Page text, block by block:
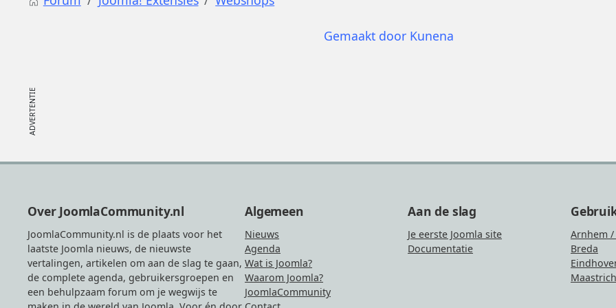
Gemaakt door Kunena
Over JoomlaCommunity.nl
JoomlaCommunity.nl is de plaats voor het
laatste Joomla nieuws, de nieuwste
vertalingen, artikelen om aan de slag te gaan,
de complete agenda, gebruikersgroepen en
een behulpzaam forum om je wegwijs te
Algemeen
Nieuws
Agenda
Wat is Joomla?
Waarom Joomla?
JoomlaCommunity
Aan de slag
Je eerste Joomla site
Documentatie
Arnhem
Breda